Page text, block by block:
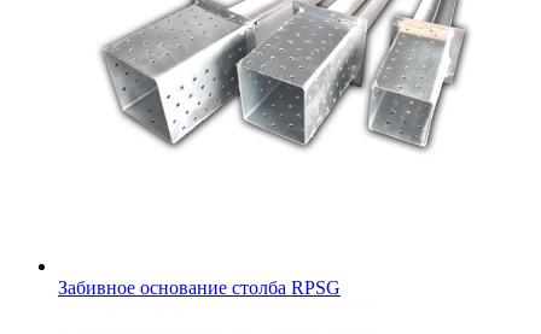
Забивное основание столба RPSG